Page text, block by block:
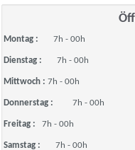
Montag : 7h - 00h
Dienstag : 7h - 00h
Mittwoch : 7h - 00h
Donnerstag : 7h - 00h
Freitag : 7h - 00h
Samstag : 7h - 00h